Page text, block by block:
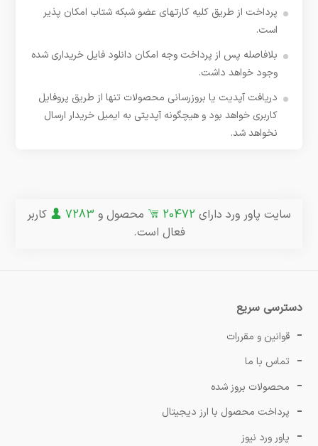
پرداخت از طریق کلیه کارتهای عضو شبکه شتاب امکان پذیر
است.
بلافاصله پس از پرداخت وجه امکان دانلود فایل خریداری شده
وجود خواهد داشت.
دریافت آپدیت یا بروزرسانی محصولات تنها از طریق پروفایل
کاربری خواهد بود و هیچگونه آپدیتی به ایمیل خریدار ارسال
نخواهد شد.
سایت پاور ورد دارای 20472 محصول و 7283
کاربر
فعال است.
دسترسی سریع
قوانین و مقررات
تماس با ما
محصولات بروز شده
پرداخت محصول با ارز دیجیتال
پاور ورد نیوز